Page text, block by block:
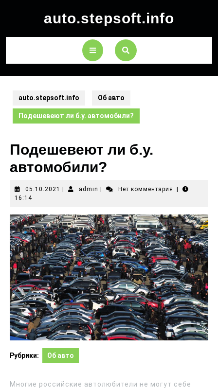
auto.stepsoft.info
auto.stepsoft.info Об авто
Подешевеют ли б.у. автомобили?
Подешевеют ли б.у.
автомобили?
05.10.2021 admin Нет комментария
16:14
Рубрики: Об авто
Многие российские автолюбители не могут себе